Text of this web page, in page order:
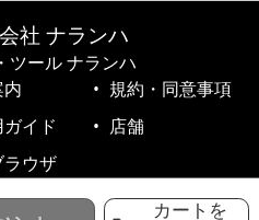
カートを
社 ナランハ
ツール ナランハ
規約・同意事項
イド
店舗
ウザ
Inc. All Rights Reserved.